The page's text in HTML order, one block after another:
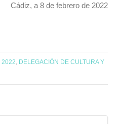
Cádiz, a 8 de febrero de 2022
2022
DELEGACIÓN DE CULTURA Y